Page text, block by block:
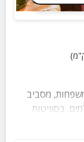
מסביב
בסוויטות
כל